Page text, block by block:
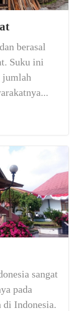
berasal
Suku ini
jumlah
sangat
pada
di Indonesia.